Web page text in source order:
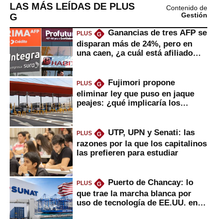
LAS MÁS LEÍDAS DE PLUS
G
Contenido de
Gestión
PLUS G
Ganancias de tres AFP se
disparan más de 24%, pero en
una caen, ¿a cuál está afiliado
PLUS G
Fujimori propone
eliminar ley que puso en jaque
peajes: ¿qué implicaría los
PLUS G
UTP, UPN y Senati: las
razones por la que los capitalinos
las prefieren para estudiar
PLUS G
Puerto de Chancay: lo
que trae la marcha blanca por
uso de tecnología de EE.UU. en